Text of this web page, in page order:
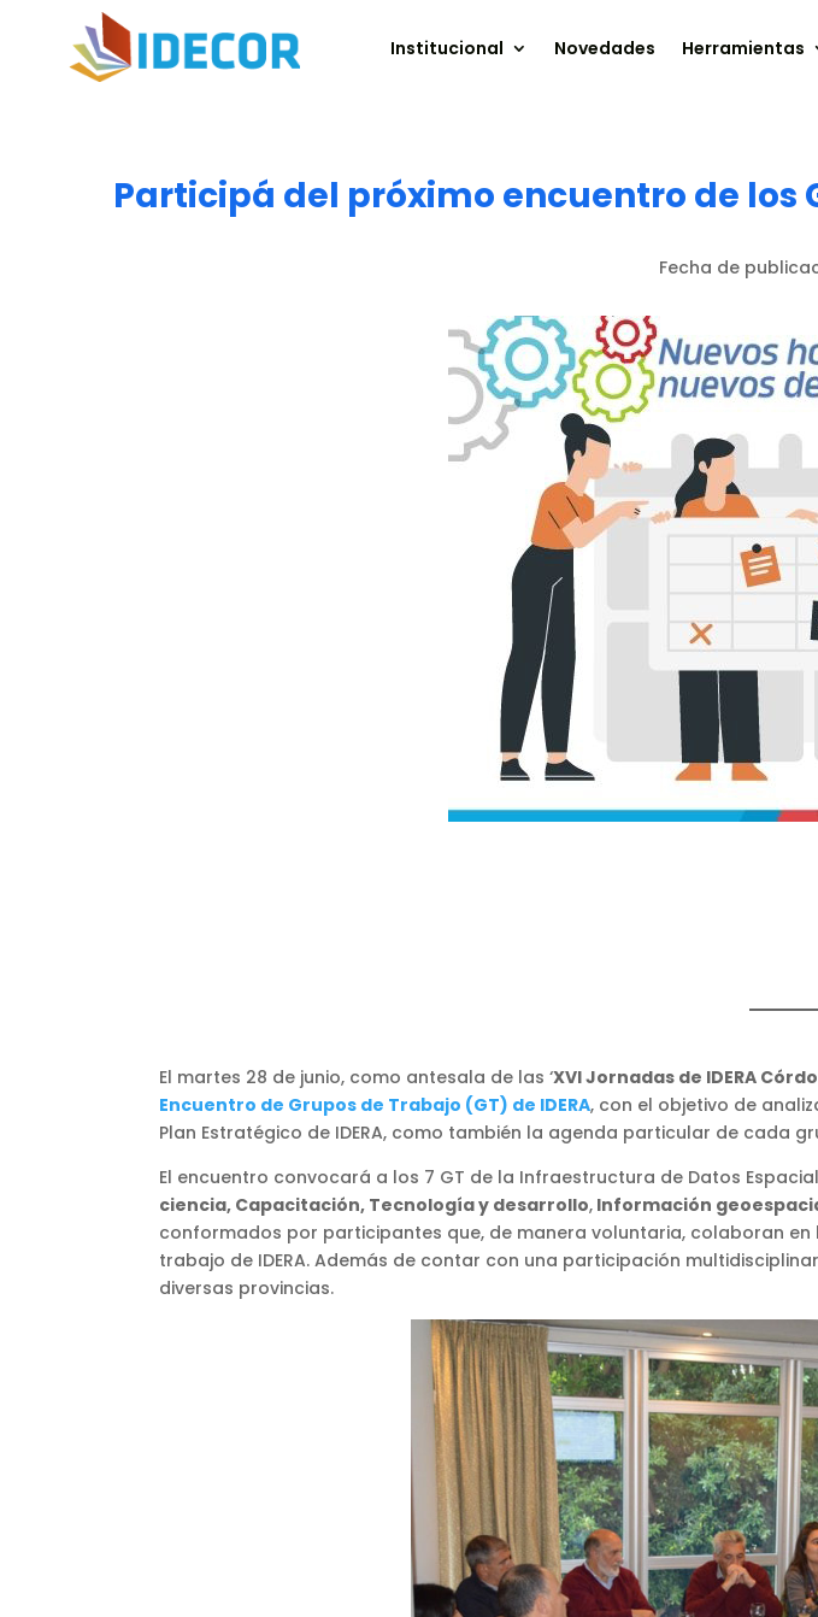
Institucional Novedades Herramientas
Participá del próximo encuentro de los
Fecha de
El martes 28 de junio, como antesala de las ‘XVI Jornadas de IDERA
Encuentro de Grupos de Trabajo (GT) de IDERA, con el objetivo de
Plan Estratégico de IDERA, como también la agenda particular de cada
El encuentro convocará a los 7 GT de la Infraestructura de Datos
ciencia, Capacitación, Tecnología y desarrollo, Información
conformados por participantes que, de manera voluntaria, colaboran
trabajo de IDERA. Además de contar con una participación
diversas provincias.